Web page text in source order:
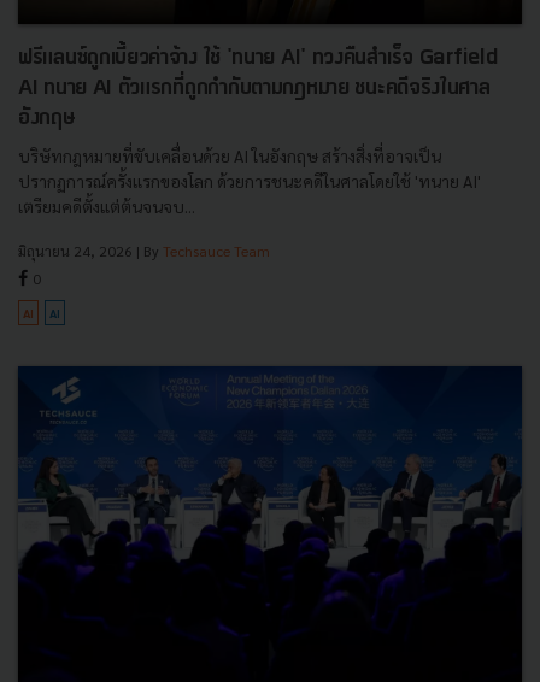
ฟรีแลนซ์ถูกเบี้ยวค่าจ้าง ใช้ 'ทนาย AI' ทวงคืนสำเร็จ Garfield
AI ทนาย AI ตัวแรกที่ถูกกำกับตามกฎหมาย ชนะคดีจริงในศาล
อังกฤษ
บริษัทกฎหมายที่ขับเคลื่อนด้วย AI ในอังกฤษ สร้างสิ่งที่อาจเป็น
ปรากฏการณ์ครั้งแรกของโลก ด้วยการชนะคดีในศาลโดยใช้ 'ทนาย AI'
เตรียมคดีตั้งแต่ต้นจนจบ...
มิถุนายน 24, 2026 | By Techsauce Team
0
AI AI